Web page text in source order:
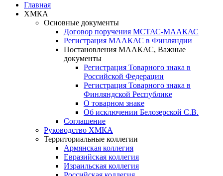
Главная
ХМКА
Основные документы
Договор поручения МСТАС-МААКАС
Регистрация МААКАС в Финляндии
Постановления МААКАС, Важные
документы
Регистрация Товарного знака в
Российской Федерации
Регистрация Товарного знака в
Финляндской Республике
О товарном знаке
Об исключении Белозерской С.В.
Соглашение
Руководство ХМКА
Территориальные коллегии
Армянская коллегия
Евразийская коллегия
Израильская коллегия